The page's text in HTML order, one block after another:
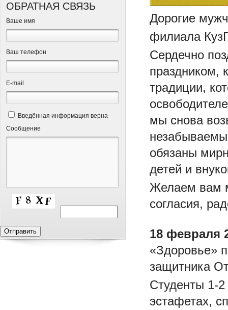
ОБРАТНАЯ СВЯЗЬ
Ваше имя
Ваш телефон
Е-mail
Введённая информация верна
Сообщение
Дорогие
филиала
Сердечно
праздником,
традиции,
мы снова
обязаны
детей и
Желаем вам
согласия,
18 февраля
«Здоровье»
защитника
Студенты 1-2
эстафетах,